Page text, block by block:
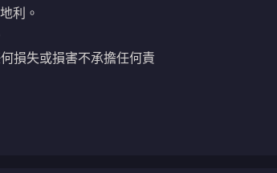
利。
損失或損害不承擔任何責